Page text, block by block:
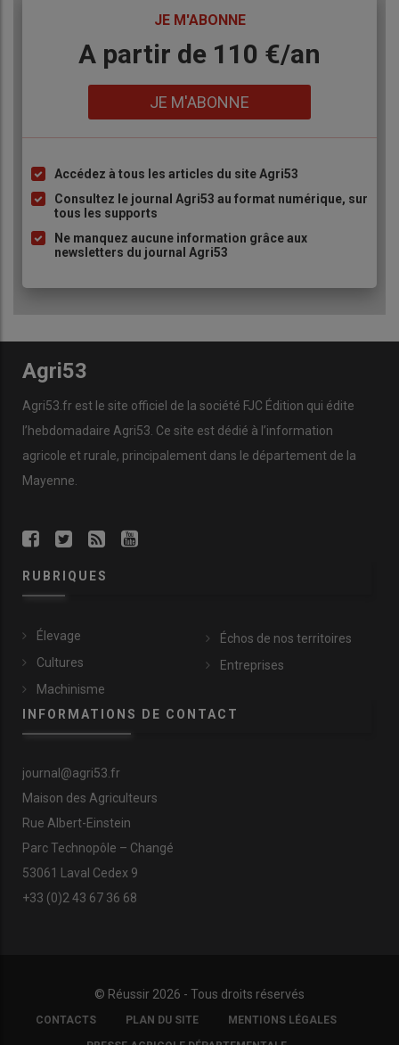
JE M'ABONNE
BodyA partir de 110 €/an
JE M'ABONNE
Liste
à
puce
Accédez à tous les articles du site Agri53
Consultez le journal Agri53 au format numérique, sur
tous les supports
Ne manquez aucune information grâce aux
newsletters du journal Agri53
Agri53
Agri53.fr est le site officiel de la société FJC Édition qui édite
l’hebdomadaire Agri53. Ce site est dédié à l’information
agricole et rurale, principalement dans le département de la
Mayenne.
RUBRIQUES
Élevage
Cultures
Machinisme
Échos de nos territoires
Entreprises
INFORMATIONS DE CONTACT
journal@agri53.fr
Maison des Agriculteurs
Rue Albert-Einstein
Parc Technopôle – Changé
53061 Laval Cedex 9
+33 (0)2 43 67 36 68
© Réussir 2026 - Tous droits réservés
FOOTER
COPYRIGHT
CONTACTS PLAN DU SITE MENTIONS LÉGALES